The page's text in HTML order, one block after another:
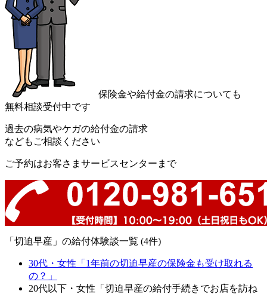
保険金や給付金の請求についても
無料相談受付中です
過去の病気やケガの給付金の請求
などもご相談ください
ご予約はお客さまサービスセンターまで
「切迫早産」の給付体験談一覧 (4件)
30代・女性「1年前の切迫早産の保険金も受け取れる
の？」
20代以下・女性「切迫早産の給付手続きでお店を訪ね